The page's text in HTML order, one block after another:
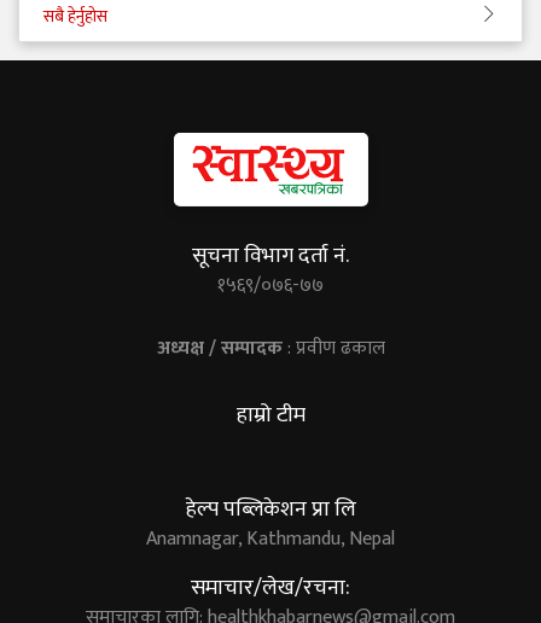
सबै हेर्नुहोस
सूचना विभाग दर्ता नं.
१५६९/०७६-७७
अध्यक्ष / सम्पादक: प्रवीण ढकाल
हाम्रो टीम
हेल्प पब्लिकेशन प्रा लि
Anamnagar, Kathmandu, Nepal
समाचार/लेख/रचना: